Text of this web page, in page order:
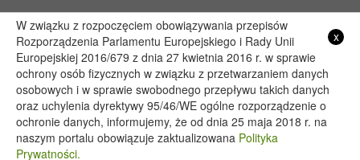
Starostwo Powiatowe we Włodawie
Lubelski Urząd Wojewódzki w Lublinie
Urząd Marszałkowski Województwa Lubelskiego w Lublinie
Serwis Rzeczypospolitej Polskiej
PGE – Planowane wyłączenia prądu
Poczta E-mail
x
W związku z rozpoczęciem obowiązywania przepisów
Rozporządzenia Parlamentu Europejskiego i Rady Unii
Europejskiej 2016/679 z dnia 27 kwietnia 2016 r. w sprawie
ochrony osób fizycznych w związku z przetwarzaniem danych
osobowych i w sprawie swobodnego przepływu takich danych
oraz uchylenia dyrektywy 95/46/WE ogólne rozporządzenie o
ochronie danych, informujemy, że od dnia 25 maja 2018 r. na
naszym portalu obowiązuje zaktualizowana Polityka
Prywatności.